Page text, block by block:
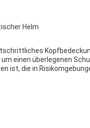
Helm
einen überlegenen
ist, die in